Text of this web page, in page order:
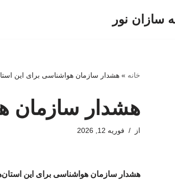
سازان نور
خانه »هشدار سازمان هواشناسی برای این
هشدار سازمان
از فوریه 12, 2026
هشدار سازمان هواشناسی برای این